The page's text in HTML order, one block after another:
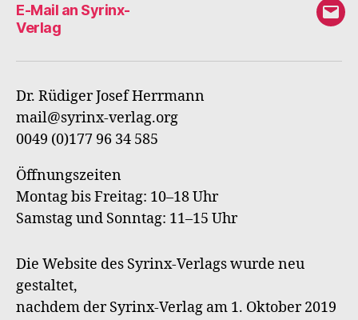
E-Mail an Syrinx-
Verlag
E-
an
Dr. Rüdiger Josef Herrmann
mail@syrinx-verlag.org
0049 (0)177 96 34 585
Öffnungszeiten
Montag bis Freitag: 10–18 Uhr
Samstag und Sonntag: 11–15 Uhr
Die Website des Syrinx-Verlags wurde neu
gestaltet,
nachdem der Syrinx-Verlag am 1. Oktober 2019